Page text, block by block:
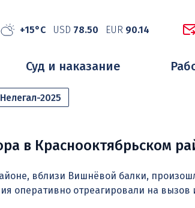
+15°C USD 78.50 EUR 90.14
Суд и наказание
Нелегал-2025
в Краснооктябрьском
вблизи Вишнёвой балки,
оперативно отреагировали на вызов